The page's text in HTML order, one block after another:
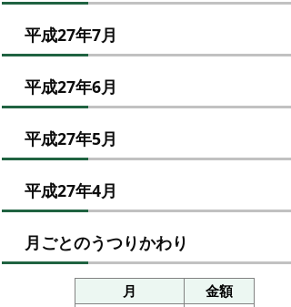
平成27年7月
平成27年6月
平成27年5月
平成27年4月
月ごとのうつりかわり
月
金額